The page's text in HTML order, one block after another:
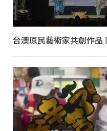
台澳原民藝術家共創作品